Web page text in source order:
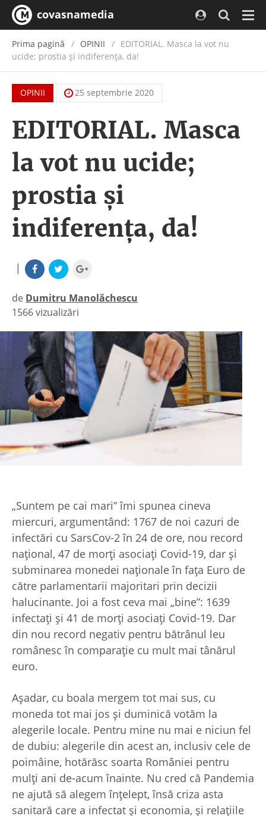
covasnamedia
Prima pagină OPINII
EDITORIAL. Masca la vot nu
ucide; prostia şi indiferenţa, da!
OPINII 25 septembrie 2020
EDITORIAL. Masca
la vot nu ucide;
prostia şi
indiferenţa, da!
|
de Dumitru Manolăchescu
|
1566 vizualizări
„Suntem pe cai mari” îmi spunea cineva
miercuri, argumentând: 1767 de noi cazuri de
infectări cu SarsCov-2 în 24 de ore, nou record
naţional, 47 de morţi asociaţi Covid-19, dar şi
subminarea monedei naţionale în faţa Euro de
către parlamentarii majoritari prin decizii
halucinante. Joi a fost ceva mai „bine”: 1639
infectaţi şi 41 de morţi asociaţi Covid-19. Dar
din nou record negativ pentru bătrânul leu
românesc în comparaţie cu mult mai tânărul
euro.
Aşadar, cu boala mergem tot mai sus, cu
moneda tot mai jos şi duminică votăm la
alegerile locale. Pentru mine nu mai e niciun fel
de dubiu: alegerile din acest an, inclusiv cele de
poimâine, hotărăsc soarta României pentru
mulţi ani de-acum înainte. Nu cred că Pandemia
ne ajută să alegem înţelept, însă criza asta
sanitară care a infectat şi economia, şi relaţiile